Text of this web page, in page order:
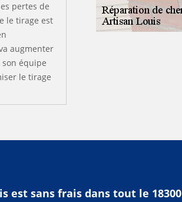
pertes de
le tirage est
augmenter
équipe
le tirage
est sans frais dans tout le 18300